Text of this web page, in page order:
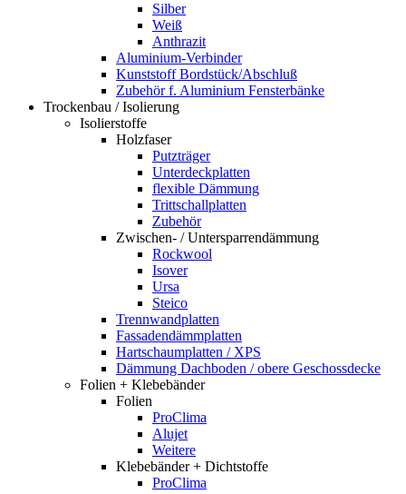
Silber
Weiß
Anthrazit
Aluminium-Verbinder
Kunststoff Bordstück/Abschluß
Zubehör f. Aluminium Fensterbänke
Trockenbau / Isolierung
Isolierstoffe
Holzfaser
Putzträger
Unterdeckplatten
flexible Dämmung
Trittschallplatten
Zubehör
Zwischen- / Untersparrendämmung
Rockwool
Isover
Ursa
Steico
Trennwandplatten
Fassadendämmplatten
Hartschaumplatten / XPS
Dämmung Dachboden / obere Geschossdecke
Folien + Klebebänder
Folien
ProClima
Alujet
Weitere
Klebebänder + Dichtstoffe
ProClima